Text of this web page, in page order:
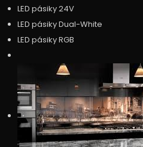
LED pásiky 24V
LED pásiky Dual-White
LED pásiky RGB